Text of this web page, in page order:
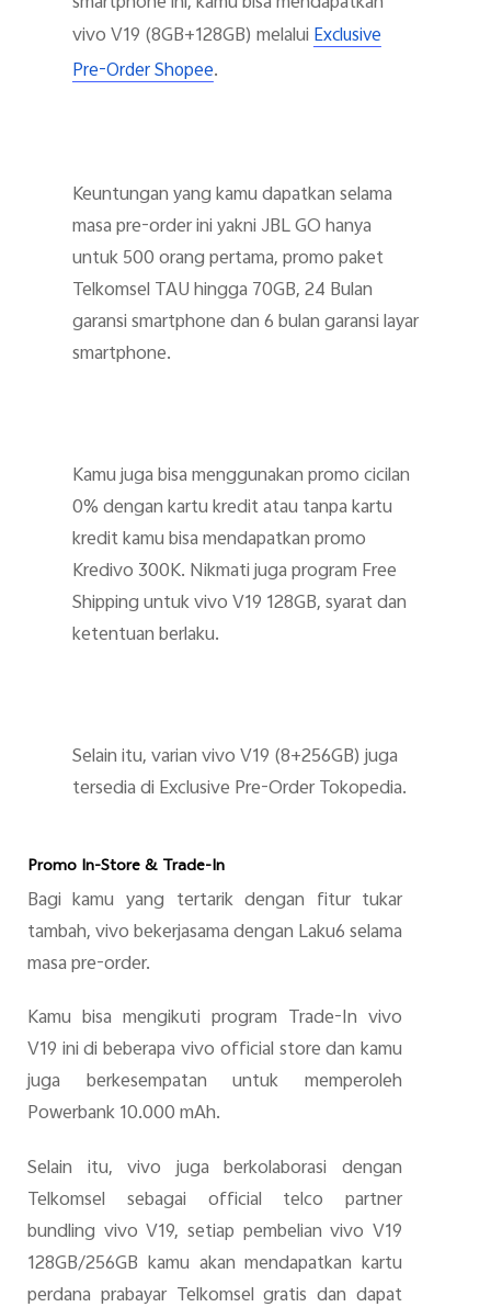
vivo V19 (8GB+128GB) melalui Exclusive
Pre-Order Shopee.
Keuntungan yang kamu dapatkan selama
masa pre-order ini yakni JBL GO hanya
untuk 500 orang pertama, promo paket
Telkomsel TAU hingga 70GB, 24 Bulan
garansi smartphone dan 6 bulan garansi layar
smartphone.
Kamu juga bisa menggunakan promo cicilan
0% dengan kartu kredit atau tanpa kartu
kredit kamu bisa mendapatkan promo
Kredivo 300K. Nikmati juga program Free
Shipping untuk vivo V19 128GB, syarat dan
ketentuan berlaku.
Selain itu, varian vivo V19 (8+256GB) juga
tersedia di Exclusive Pre-Order Tokopedia.
Promo In-Store & Trade-In
Bagi kamu yang tertarik dengan fitur tukar
tambah, vivo bekerjasama dengan Laku6 selama
masa pre-order.
Kamu bisa mengikuti program Trade-In vivo
V19 ini di beberapa vivo official store dan kamu
juga berkesempatan untuk memperoleh
Powerbank 10.000 mAh.
Selain itu, vivo juga berkolaborasi dengan
Telkomsel sebagai official telco partner
bundling vivo V19, setiap pembelian vivo V19
128GB/256GB kamu akan mendapatkan kartu
perdana prabayar Telkomsel gratis dan dapat